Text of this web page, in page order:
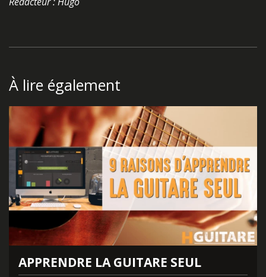
À lire également
APPRENDRE LA GUITARE SEUL